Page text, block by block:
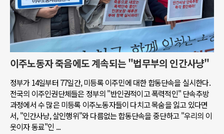
이주노동자 죽음에도 계속되는 "법무부의 인간사냥"
정부가 14일부터 77일간, 미등록 이주민에 대한 합동단속을 실시한다.
전국의 이주인권단체들은 정부의 "반인권적이고 폭력적인" 단속추방
과정에서 수 많은 미등록 이주노동자들이 다치고 목숨을 잃고 있다면
서, "인간사냥, 살인행위"와 다름없는 합동단속을 중단하고 "우리의 이
웃이자 동료"인 ...